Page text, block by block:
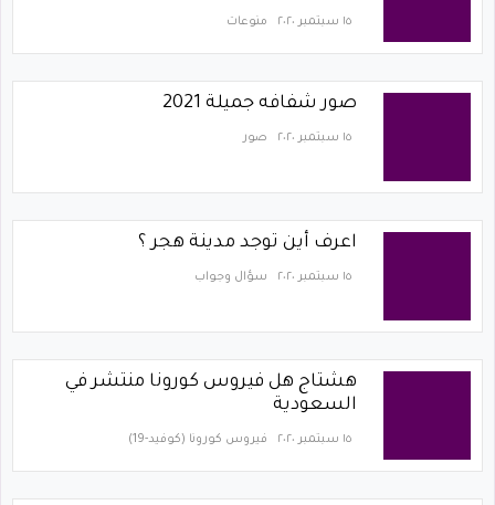
١٥ سبتمبر ٢٠٢٠ منوعات
صور شفافه جميلة 2021
١٥ سبتمبر ٢٠٢٠ صور
اعرف أين توجد مدينة هجر ؟
١٥ سبتمبر ٢٠٢٠ سؤال وجواب
هشتاج هل فيروس كورونا منتشر في
السعودية
١٥ سبتمبر ٢٠٢٠ فيروس كورونا (كوفيد-19)‏